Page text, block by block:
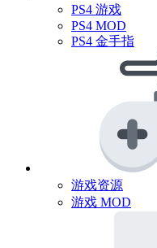
PS4 游戏
PS4 MOD
PS4 金手指
游戏资源
游戏 MOD